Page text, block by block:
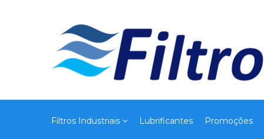
Filtros Industriais Lubrificantes Promoções